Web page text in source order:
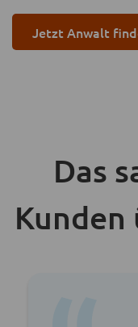
Jetzt Anwalt
Das
Kunden